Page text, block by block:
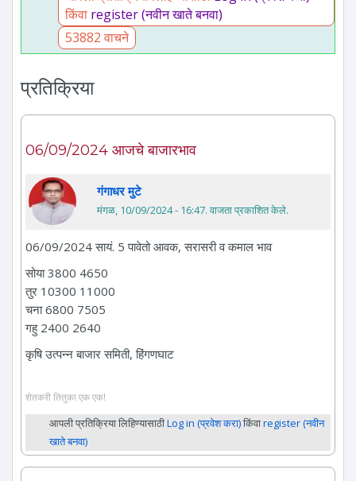
किंवा register (नवीन खाते बनवा)
53882 वाचने
प्रतिक्रिया
06/09/2024 आजचे बाजारभाव
गंगाधर मुटे
मंगळ, 10/09/2024 - 16:47. वाजता प्रकाशित केले.
06/09/2024 सायं. 5 पावेतो आवक, सरासरी व कमाल भाव
सोया 3800 4650
तुर 10300 11000
चना 6800 7505
गहु 2400 2640
कृषि उत्पन्न बाजार समिती, हिंगणघाट
शेतकरी तितुका एक एक!
आपली प्रतिक्रिया लिहिण्यासाठीLog in (प्रवेश करा)किंवाregister (नवीन
खाते बनवा)